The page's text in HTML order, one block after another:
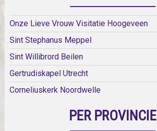
Onze Lieve Vrouw Visitatie Hoogeveen
Sint Stephanus Meppel
Sint Willibrord Beilen
Gertrudiskapel Utrecht
Corneliuskerk Noordwelle
PER PROVINCIE